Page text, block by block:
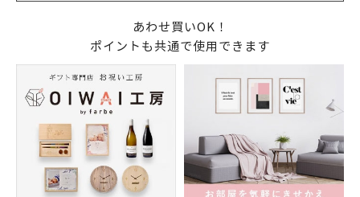
あわせ買いOK！
ポイントも共通で使用できます